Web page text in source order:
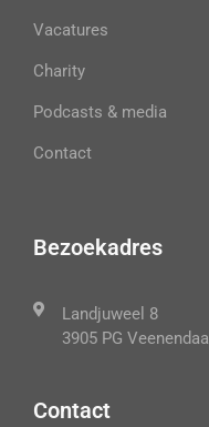
Vacatures
Charity
Podcasts & media
Contact
Bezoekadres
Landjuweel 8
3905 PG Veenendaal
Contact